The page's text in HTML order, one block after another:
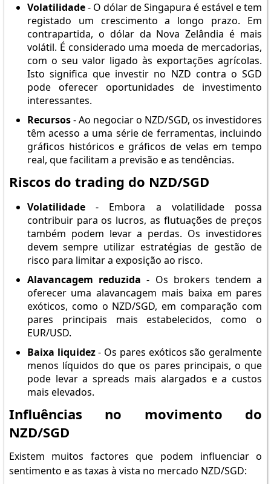
Volatilidade- O dólar de Singapura é estável e tem
registado um crescimento a longo prazo. Em
contrapartida, o dólar da Nova Zelândia é mais
volátil. É considerado uma moeda de mercadorias,
com o seu valor ligado às exportações agrícolas.
Isto significa que investir no NZD contra o SGD
pode oferecer oportunidades de investimento
interessantes.
Recursos- Ao negociar o NZD/SGD, os investidores
têm acesso a uma série de ferramentas, incluindo
gráficos históricos e gráficos de velas em tempo
real, que facilitam a previsão e as tendências.
Riscos do trading do NZD/SGD
Volatilidade- Embora a volatilidade possa
contribuir para os lucros, as flutuações de preços
também podem levar a perdas. Os investidores
devem sempre utilizar estratégias de gestão de
risco para limitar a exposição ao risco.
Alavancagem reduzida - Os brokers tendem a
oferecer uma alavancagem mais baixa em pares
exóticos, como o NZD/SGD, em comparação com
pares principais mais estabelecidos, como o
EUR/USD.
Baixa liquidez- Os pares exóticos são geralmente
menos líquidos do que os pares principais, o que
pode levar a spreads mais alargados e a custos
mais elevados.
Influências no movimento do
NZD/SGD
Existem muitos factores que podem influenciar o
sentimento e as taxas à vista no mercado NZD/SGD: